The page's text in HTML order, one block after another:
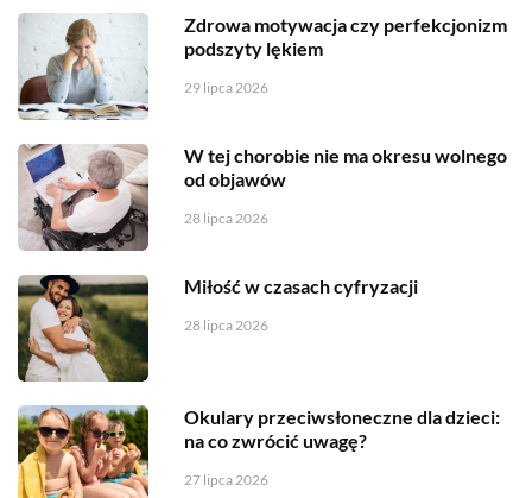
Zdrowa motywacja czy perfekcjonizm
podszyty lękiem
29 lipca 2026
W tej chorobie nie ma okresu wolnego
od objawów
28 lipca 2026
Miłość w czasach cyfryzacji
28 lipca 2026
Okulary przeciwsłoneczne dla dzieci:
na co zwrócić uwagę?
27 lipca 2026